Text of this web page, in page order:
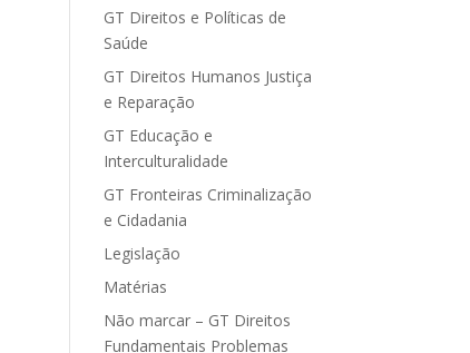
GT Direitos e Políticas de
Saúde
GT Direitos Humanos Justiça
e Reparação
GT Educação e
Interculturalidade
GT Fronteiras Criminalização
e Cidadania
Legislação
Matérias
Não marcar – GT Direitos
Fundamentais Problemas